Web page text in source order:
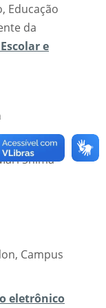
Educação
da
e
Shima
Campus
eletrônico